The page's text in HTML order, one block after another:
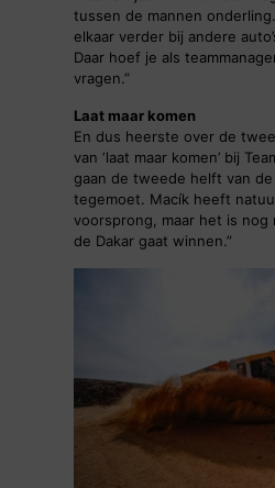
tussen de mannen
elkaar verder bij andere
Daar hoef je als
vragen.”
Laat maar komen
En dus heerste over de
van ‘laat maar komen’ bij
gaan de tweede helft van
tegemoet. Macík heeft
voorsprong, maar het is nog
de Dakar gaat winnen.”